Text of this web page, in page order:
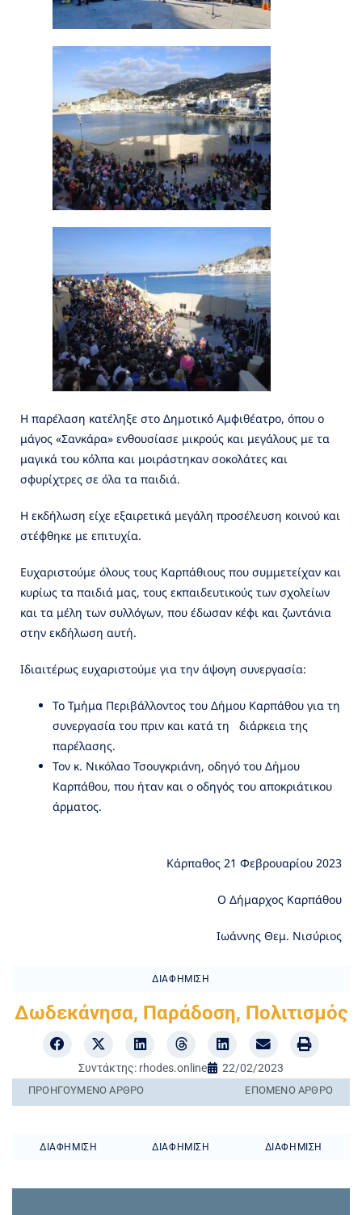
Η παρέλαση κατέληξε στο Δημοτικό Αμφιθέατρο, όπου ο
μάγος «Σανκάρα» ενθουσίασε μικρούς και μεγάλους με τα
μαγικά του κόλπα και μοιράστηκαν σοκολάτες και
σφυρίχτρες σε όλα τα παιδιά.
Η εκδήλωση είχε εξαιρετικά μεγάλη προσέλευση κοινού και
στέφθηκε με επιτυχία.
Ευχαριστούμε όλους τους Καρπάθιους που συμμετείχαν και
κυρίως τα παιδιά μας, τους εκπαιδευτικούς των σχολείων
και τα μέλη των συλλόγων, που έδωσαν κέφι και ζωντάνια
στην εκδήλωση αυτή.
Ιδιαιτέρως ευχαριστούμε για την άψογη συνεργασία:
Το Τμήμα Περιβάλλοντος του Δήμου Καρπάθου για τη
συνεργασία του πριν και κατά τη διάρκεια της
παρέλασης.
Τον κ. Νικόλαο Τσουγκριάνη, οδηγό του Δήμου
Καρπάθου, που ήταν και ο οδηγός του αποκριάτικου
άρματος.
Κάρπαθος 21 Φεβρουαρίου 2023
Ο Δήμαρχος Καρπάθου
Ιωάννης Θεμ. Νισύριος
ΔΙΑΦΉΜΙΣΗ
Δωδεκάνησα, Παράδοση, Πολιτισμός
Συντάκτης: rhodes.online 22/02/2023
ΠΡΟΗΓΟΎΜΕΝO ΆΡΘΡΟ ΕΠΌΜΕΝΟ ΆΡΘΡΟ
ΔΙΑΦΉΜΙΣΗ ΔΙΑΦΉΜΙΣΗ ΔΙΑΦΉΜΙΣΗ